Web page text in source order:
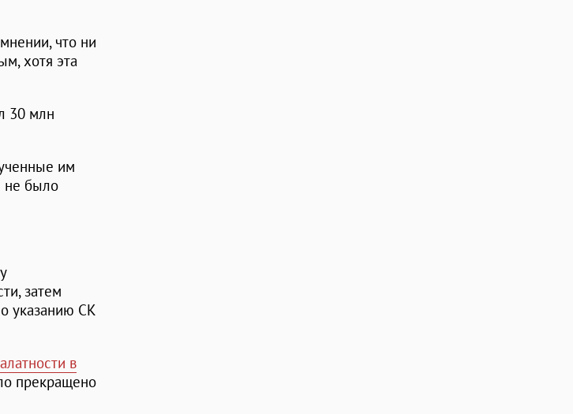
что ни
хотя эта
30 млн
им
не было
затем
указанию СК
в
прекращено